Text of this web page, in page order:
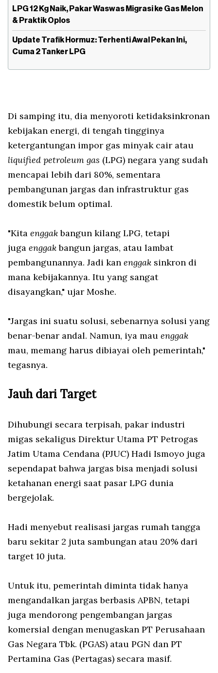
LPG 12 Kg Naik, Pakar Waswas Migrasi ke Gas Melon
& Praktik Oplos
Update Trafik Hormuz: Terhenti Awal Pekan Ini,
Cuma 2 Tanker LPG
Di samping itu, dia menyoroti ketidaksinkronan
kebijakan energi, di tengah tingginya
ketergantungan impor gas minyak cair atau
liquified petroleum gas (LPG) negara yang sudah
mencapai lebih dari 80%, sementara
pembangunan jargas dan infrastruktur gas
domestik belum optimal.
"Kita enggakbangun kilang LPG, tetapi
juga enggakbangun jargas, atau lambat
pembangunannya. Jadi kan enggak sinkron di
mana kebijakannya. Itu yang sangat
disayangkan," ujar Moshe.
"Jargas ini suatu solusi, sebenarnya solusi yang
benar-benar andal. Namun, iya mau enggak
mau, memang harus dibiayai oleh pemerintah,"
tegasnya.
Jauh dari Target
Dihubungi secara terpisah, pakar industri
migas sekaligus Direktur Utama PT Petrogas
Jatim Utama Cendana (PJUC) Hadi Ismoyo juga
sependapat bahwa jargas bisa menjadi solusi
ketahanan energi saat pasar LPG dunia
bergejolak.
Hadi menyebut realisasi jargas rumah tangga
baru sekitar 2 juta sambungan atau 20% dari
target 10 juta.
Untuk itu, pemerintah diminta tidak hanya
mengandalkan jargas berbasis APBN, tetapi
juga mendorong pengembangan jargas
komersial dengan menugaskan PT Perusahaan
Gas Negara Tbk. (PGAS) atau PGN dan PT
Pertamina Gas (Pertagas) secara masif.